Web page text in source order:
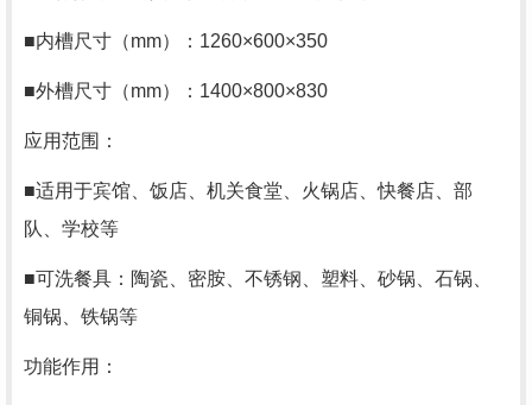
■内槽尺寸（mm）：1260×600×350
■外槽尺寸（mm）：1400×800×830
应用范围：
■适用于宾馆、饭店、机关食堂、火锅店、快餐店、部
队、学校等
■可洗餐具：陶瓷、密胺、不锈钢、塑料、砂锅、石锅、
铜锅、铁锅等
功能作用：